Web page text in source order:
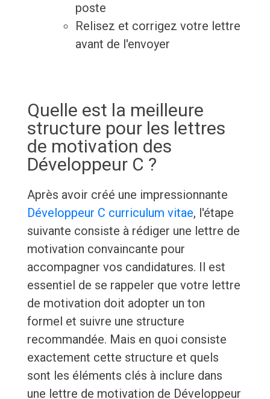
poste
Relisez et corrigez votre lettre
avant de l'envoyer
Quelle est la meilleure
structure pour les lettres
de motivation des
Développeur C ?
Après avoir créé une impressionnante
Développeur C curriculum vitae, l'étape
suivante consiste à rédiger une lettre de
motivation convaincante pour
accompagner vos candidatures. Il est
essentiel de se rappeler que votre lettre
de motivation doit adopter un ton
formel et suivre une structure
recommandée. Mais en quoi consiste
exactement cette structure et quels
sont les éléments clés à inclure dans
une lettre de motivation de Développeur